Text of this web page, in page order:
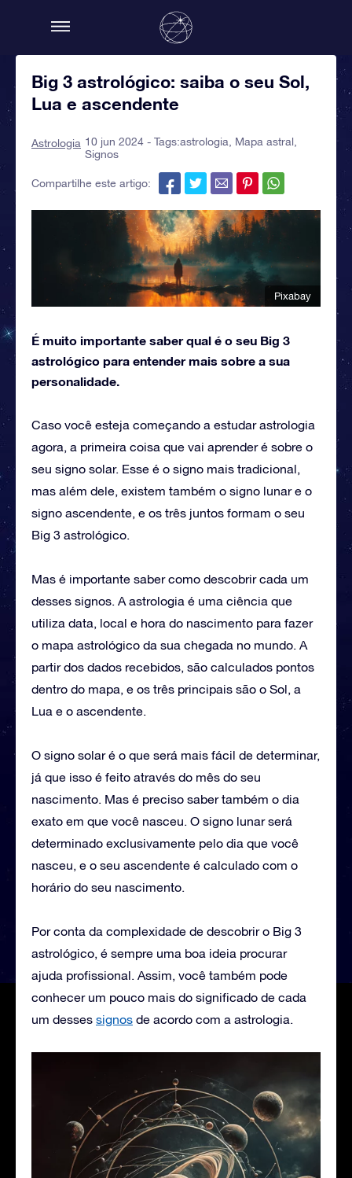
Big 3 astrológico: saiba o seu Sol,
Lua e ascendente
Astrologia 10 jun 2024 - Tags:astrologia Mapa astral
Signos
Compartilhe este artigo:
Pixabay
É muito importante saber qual é o seu Big 3
astrológico para entender mais sobre a sua
personalidade.
Caso você esteja começando a estudar astrologia
agora, a primeira coisa que vai aprender é sobre o
seu signo solar. Esse é o signo mais tradicional,
mas além dele, existem também o signo lunar e o
signo ascendente, e os três juntos formam o seu
Big 3 astrológico.
Mas é importante saber como descobrir cada um
desses signos. A astrologia é uma ciência que
utiliza data, local e hora do nascimento para fazer
o mapa astrológico da sua chegada no mundo. A
partir dos dados recebidos, são calculados pontos
dentro do mapa, e os três principais são o Sol, a
Lua e o ascendente.
O signo solar é o que será mais fácil de determinar,
já que isso é feito através do mês do seu
nascimento. Mas é preciso saber também o dia
exato em que você nasceu. O signo lunar será
determinado exclusivamente pelo dia que você
nasceu, e o seu ascendente é calculado com o
horário do seu nascimento.
Por conta da complexidade de descobrir o Big 3
astrológico, é sempre uma boa ideia procurar
ajuda profissional. Assim, você também pode
conhecer um pouco mais do significado de cada
um desses signos de acordo com a astrologia.